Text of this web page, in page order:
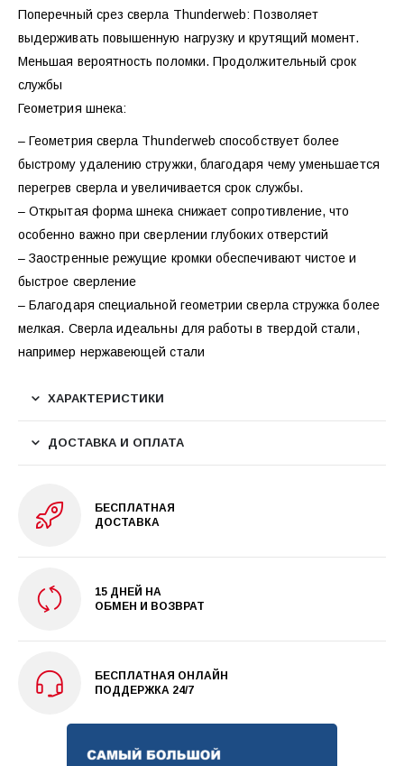
Поперечный срез сверла Thunderweb: Позволяет
выдерживать повышенную нагрузку и крутящий момент.
Меньшая вероятность поломки. Продолжительный срок
службы
Геометрия шнека:
– Геометрия сверла Thunderweb способствует более
быстрому удалению стружки, благодаря чему уменьшается
перегрев сверла и увеличивается срок службы.
– Открытая форма шнека снижает сопротивление, что
особенно важно при сверлении глубоких отверстий
– Заостренные режущие кромки обеспечивают чистое и
быстрое сверление
– Благодаря специальной геометрии сверла стружка более
мелкая. Сверла идеальны для работы в твердой стали,
например нержавеющей стали
ХАРАКТЕРИСТИКИ
ДОСТАВКА И ОПЛАТА
БЕСПЛАТНАЯ
ДОСТАВКА
15 ДНЕЙ НА
ОБМЕН И ВОЗВРАТ
БЕСПЛАТНАЯ ОНЛАЙН
ПОДДЕРЖКА 24/7